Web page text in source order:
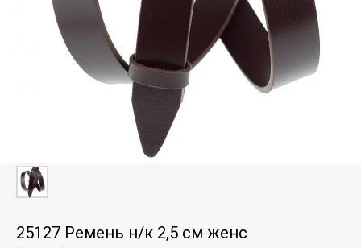
25127 Ремень н/к 2,5 см женс